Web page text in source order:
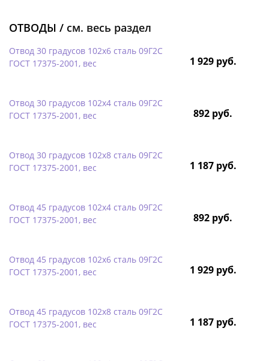
ОТВОДЫ / см. весь раздел
Отвод 30 градусов 102х6 сталь 09Г2С
ГОСТ 17375-2001, вес
1 929 руб.
Отвод 30 градусов 102х4 сталь 09Г2С
ГОСТ 17375-2001, вес
892 руб.
Отвод 30 градусов 102х8 сталь 09Г2С
ГОСТ 17375-2001, вес
1 187 руб.
Отвод 45 градусов 102х4 сталь 09Г2С
ГОСТ 17375-2001, вес
892 руб.
Отвод 45 градусов 102х6 сталь 09Г2С
ГОСТ 17375-2001, вес
1 929 руб.
Отвод 45 градусов 102х8 сталь 09Г2С
ГОСТ 17375-2001, вес
1 187 руб.